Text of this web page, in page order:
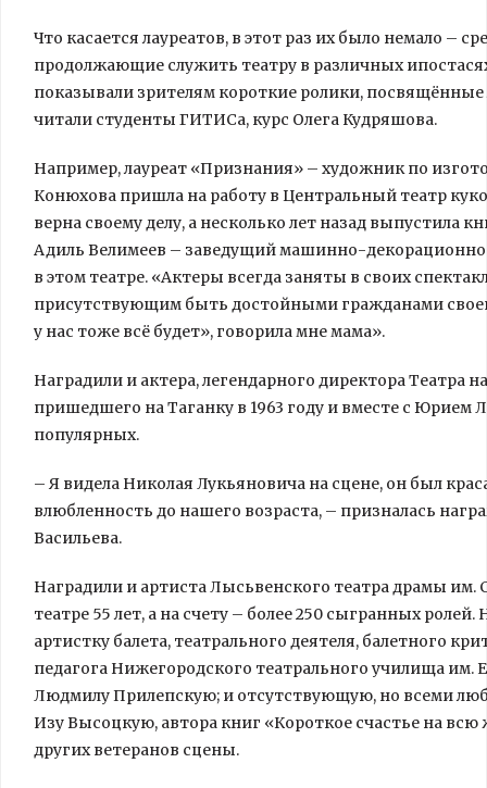
Что касается лауреатов, в этот раз их было немало –
продолжающие служить театру в различных
показывали зрителям короткие ролики,
читали студенты ГИТИСа, курс Олега Кудряшова.
Например, лауреат «Признания» – художник по
Конюхова пришла на работу в Центральный театр
верна своему делу, а несколько лет назад выпустила
Адиль Велимеев – заведущий машинно-
в этом театре. «Актеры всегда заняты в своих
присутствующим быть достойными гражданами
у нас тоже всё будет», говорила мне мама».
Наградили и актера, легендарного директора Театра
пришедшего на Таганку в 1963 году и вместе с
популярных.
– Я видела Николая Лукьяновича на сцене, он был
влюбленность до нашего возраста, – призналась
Васильева.
Наградили и артиста Лысьвенского театра драмы
театре 55 лет, а на счету – более 250 сыгранных
артистку балета, театрального деятеля, балетного
педагога Нижегородского театрального училища им.
Людмилу Прилепскую; и отсутствующую, но всеми
Изу Высоцкую, автора книг «Короткое счастье на
других ветеранов сцены.